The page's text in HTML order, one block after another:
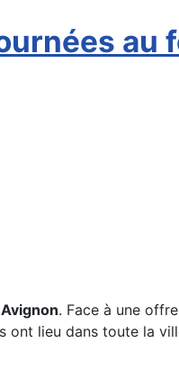
au
. Face à une
ont lieu dans toute la